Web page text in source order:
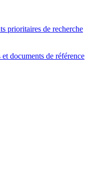
prioritaires de recherche
documents de référence